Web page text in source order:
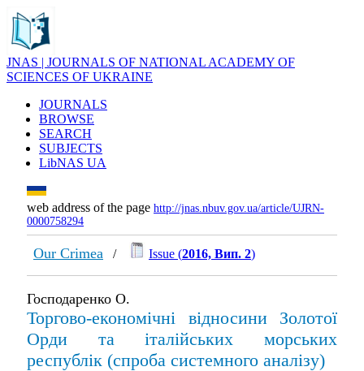
JNAS | JOURNALS OF NATIONAL ACADEMY OF
SCIENCES OF UKRAINE
JOURNALS
BROWSE
SEARCH
SUBJECTS
LibNAS UA
web address of the page http://jnas.nbuv.gov.ua/article/UJRN-
0000758294
Our Crimea / Issue (2016, Вип. 2)
Господаренко О.
Торгово-економічні відносини Золотої
Орди та італійських морських
республік (спроба системного аналізу)